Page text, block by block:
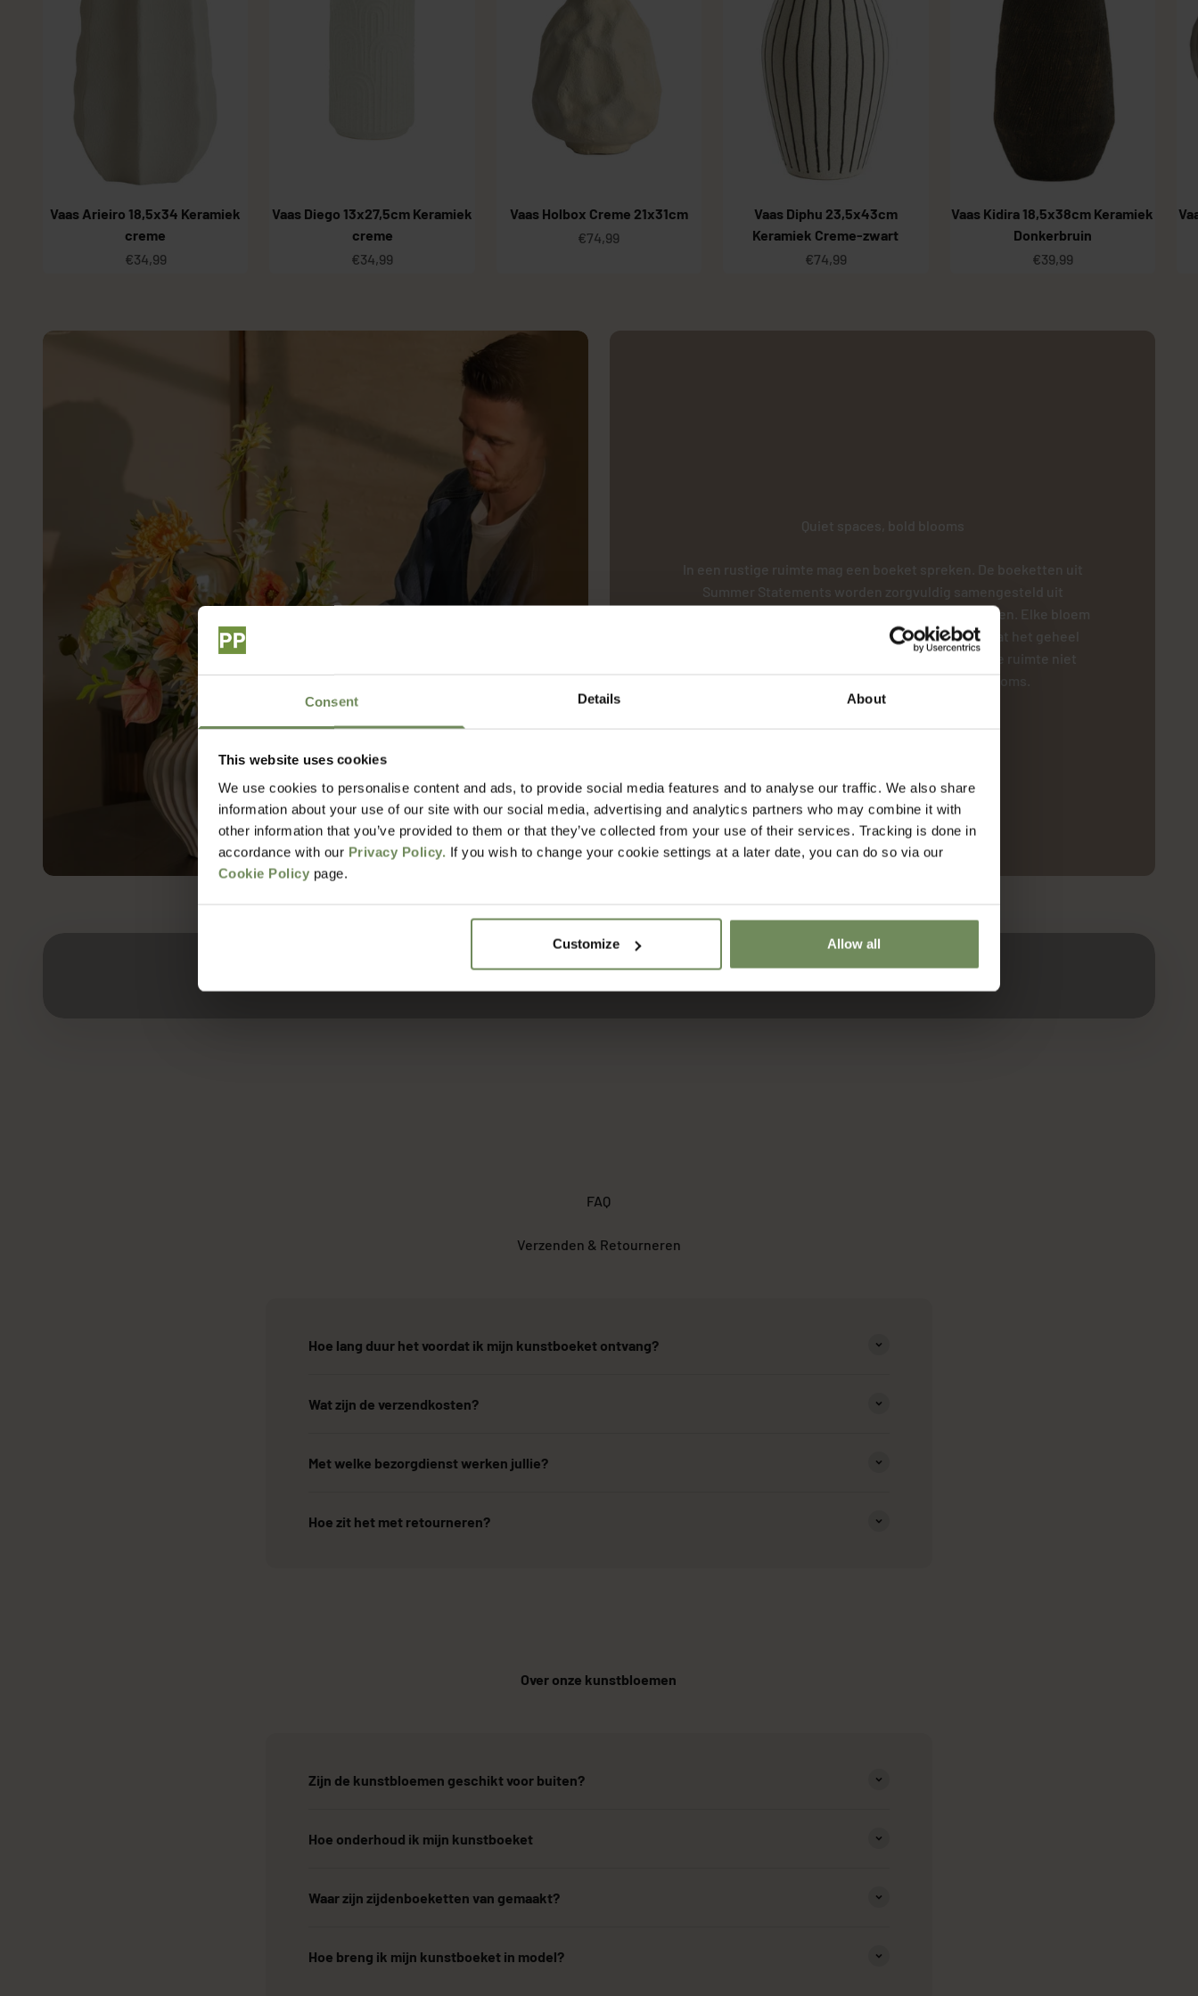
Consent Details About
This website uses cookies
We use cookies to personalise content and ads, to provide social media features and to analyse our traffic. We also share
information about your use of our site with our social media, advertising and analytics partners who may combine it with
other information that you’ve provided to them or that they’ve collected from your use of their services. Tracking is done in
accordance with our Privacy Policy. If you wish to change your cookie settings at a later date, you can do so via our
Cookie Policy page.
Customize Allow all
Vaas Arieiro 18,5x34 Keramiek
creme
Aanbiedingsprijs
€34,99
Vaas Diego 13x27,5cm Keramiek
creme
Aanbiedingsprijs
€34,99
Vaas Holbox Creme 21x31cm
Aanbiedingsprijs
€74,99
Vaas Diphu 23,5x43cm
Keramiek Creme-zwart
Aanbiedingsprijs
€74,99
Vaas Kidira 18,5x38cm Keramiek
Donkerbruin
Aanbiedingsprijs
€39,99
Quiet spaces, bold blooms
In een rustige ruimte mag een boeket spreken. De boeketten uit
Summer Statements worden zorgvuldig samengesteld uit
bloemen met rijke details en prachtige, zachte kleuren. Elke bloem
wordt bewust gekozen en in balans geplaatst, zodat het geheel
een natuurlijk statement vormt. Een boeket dat de ruimte niet
vult, maar versterkt. Quiet spaces, bold blooms.
FAQ
Verzenden & Retourneren
Hoe lang duur het voordat ik mijn kunstboeket ontvang?
Wat zijn de verzendkosten?
Met welke bezorgdienst werken jullie?
Hoe zit het met retourneren?
Over onze kunstbloemen
Zijn de kunstbloemen geschikt voor buiten?
Hoe onderhoud ik mijn kunstboeket
Waar zijn zijdenboeketten van gemaakt?
Hoe breng ik mijn kunstboeket in model?